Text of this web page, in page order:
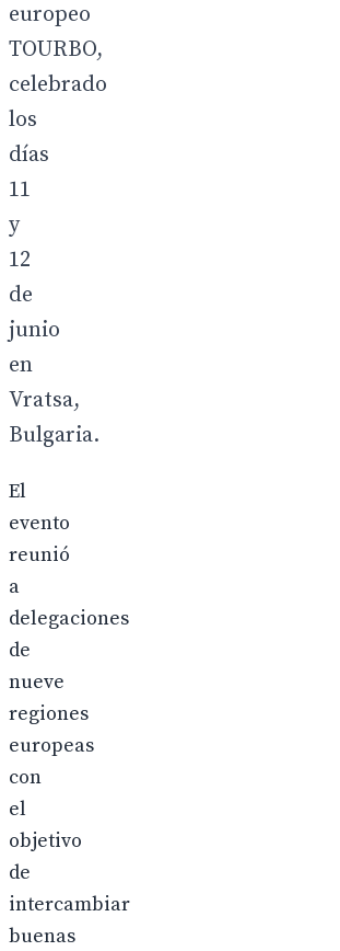
europeo
TOURBO,
celebrado
los
días
11
y
12
de
junio
en
Vratsa,
Bulgaria.
El
evento
reunió
a
delegaciones
de
nueve
regiones
europeas
con
el
objetivo
de
intercambiar
buenas